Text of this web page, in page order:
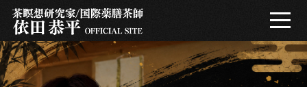
プロフィール